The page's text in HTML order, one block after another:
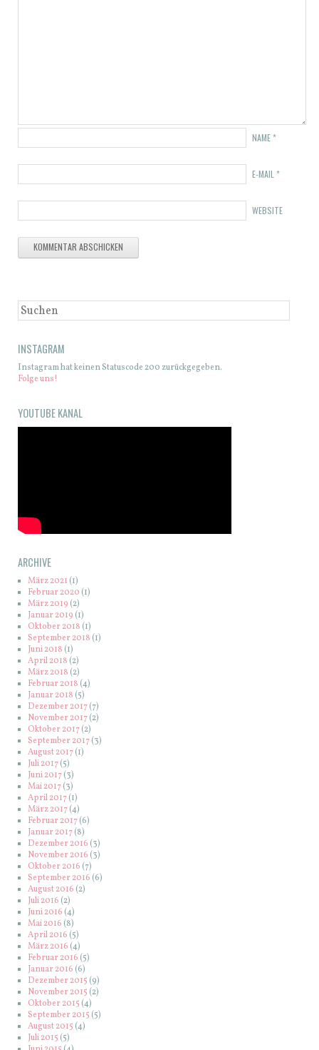
NAME*
E-MAIL *
WEBSITE
SUCHEN
INSTAGRAM
Instagram hat keinen Statuscode 200 zurückgegeben.
Folge uns!
YOUTUBE KANAL
ARCHIVE
März 2021 (1)
Februar 2020 (1)
März 2019 (2)
Januar 2019 (1)
Oktober 2018 (1)
September 2018 (1)
Juni 2018 (1)
April 2018 (2)
März 2018 (2)
Februar 2018 (4)
Januar 2018 (5)
Dezember 2017(7)
November 2017(2)
Oktober 2017(2)
September 2017(3)
August 2017(1)
Juli 2017(5)
Juni 2017(3)
Mai 2017(3)
April 2017(1)
März 2017(4)
Februar 2017(6)
Januar 2017(8)
Dezember 2016 (3)
November 2016 (3)
Oktober 2016 (7)
September 2016 (6)
August 2016 (2)
Juli 2016 (2)
Juni 2016 (4)
Mai 2016 (8)
April 2016 (5)
März 2016 (4)
Februar 2016 (5)
Januar 2016 (6)
Dezember 2015 (9)
November 2015 (2)
Oktober 2015 (4)
September 2015 (5)
August 2015 (4)
Juli 2015 (5)